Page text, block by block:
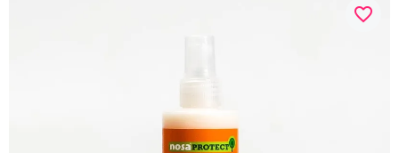
favorite_border